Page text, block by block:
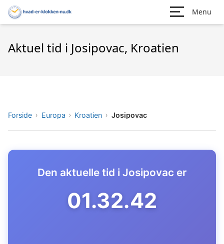
Menu
Aktuel tid i Josipovac, Kroatien
Forside Europa Kroatien Josipovac
Den aktuelle tid i Josipovac er
01.32.43